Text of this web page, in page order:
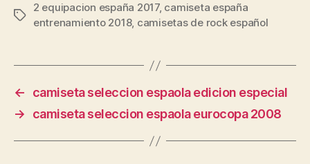
Etiquetas
2 equipacion españa 2017, camiseta españa
entrenamiento 2018, camisetas de rock español
←
camiseta seleccion espaola edicion especial
→
camiseta seleccion espaola eurocopa 2008